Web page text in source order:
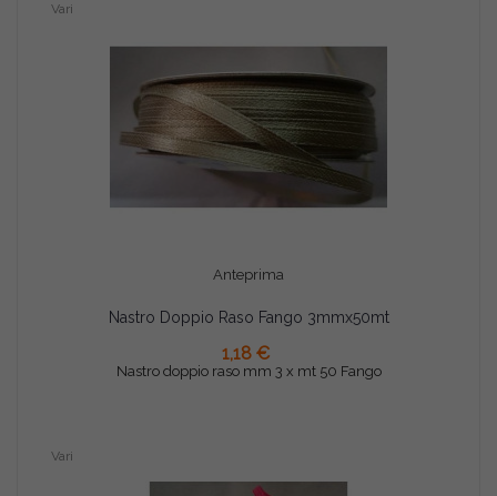
Anteprima
Vari
Nastro Doppio Raso Fango 3mmx50mt
1,18 €
Nastro doppio raso mm 3 x mt 50 Fango
AGGIUNGI AL CARRELLO
Vari